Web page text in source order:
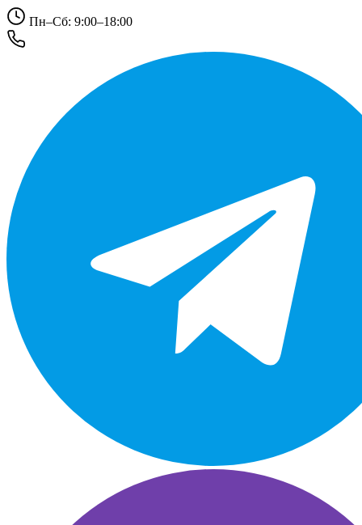
Пн–Сб: 9:00–18:00